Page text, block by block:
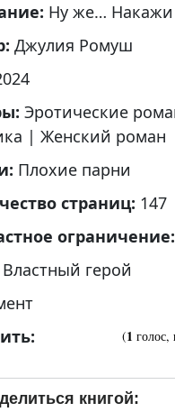
Ну же… Накажи
Джулия Ромуш
Эротические
| Женский роман
Плохие парни
страниц: 147
ограничение:
Властный герой
(1 голос,
книгой: